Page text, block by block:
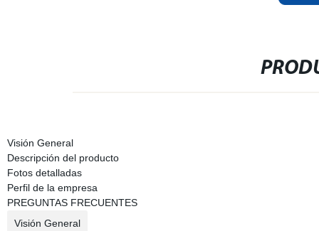
Visión General
Descripción del producto
Fotos detalladas
Perfil de la empresa
PREGUNTAS FRECUENTES
Visión General